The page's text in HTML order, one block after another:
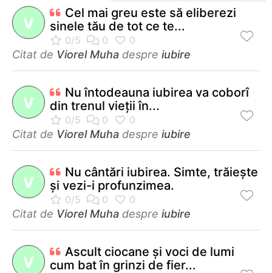
V
Cel mai greu este să eliberezi
sinele tău de tot ce te...
Citat de Viorel Muha despre iubire
V
Nu întodeauna iubirea va coborî
din trenul vieţii în...
Citat de Viorel Muha despre iubire
V
Nu cântări iubirea. Simte, trăieşte
şi vezi-i profunzimea.
Citat de Viorel Muha despre iubire
V
Ascult ciocane şi voci de lumi
cum bat în grinzi de fier...